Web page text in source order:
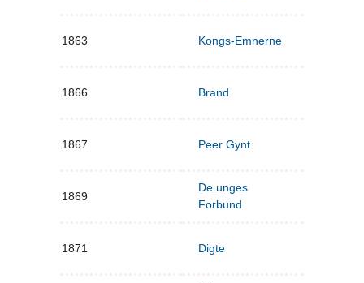
1863 Kongs-Emnerne
1866 Brand
1867 Peer Gynt
1869
De unges
Forbund
1871 Digte